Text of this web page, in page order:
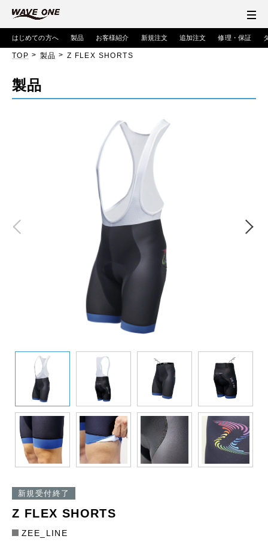
はじめての方へ 製品 お客様紹介 新規注文 追加注文 修理・保証
TOP > 製品 > Z FLEX SHORTS
製品
新規受付終了
Z FLEX SHORTS
ZEE_LINE